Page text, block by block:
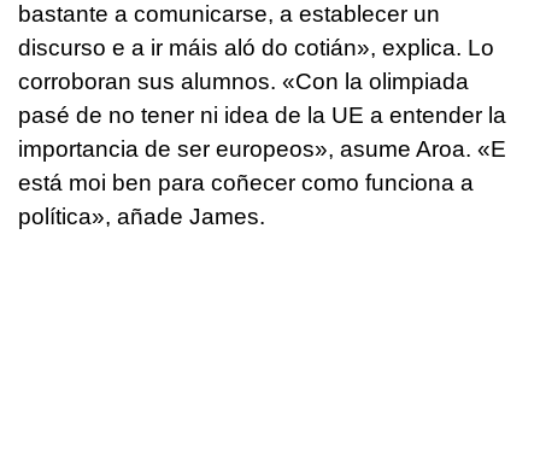
bastante a comunicarse, a establecer un
discurso e a ir máis aló do cotián», explica. Lo
corroboran sus alumnos. «Con la olimpiada
pasé de no tener ni idea de la UE a entender la
importancia de ser europeos», asume Aroa. «E
está moi ben para coñecer como funciona a
política», añade James.